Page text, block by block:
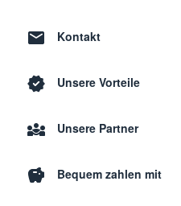
Kontakt
Unsere Vorteile
Unsere Partner
Bequem zahlen mit